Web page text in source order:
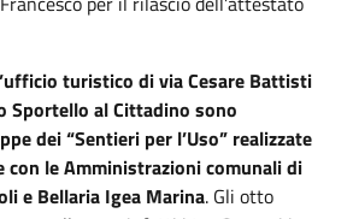
turistico di via Cesare Battisti
Sportello al Cittadino sono
dei “Sentieri per l’Uso” realizzate
con le Amministrazioni comunali di
e Bellaria Igea Marina. Gli otto